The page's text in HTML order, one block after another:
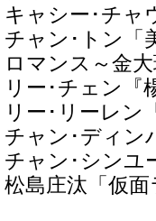
キャシー･チャ
チャン･トン「
ロマンス～金大
リー･チェン『
リー･リーレン
チャン･ディン
チャン･シンユ
松島庄汰「仮